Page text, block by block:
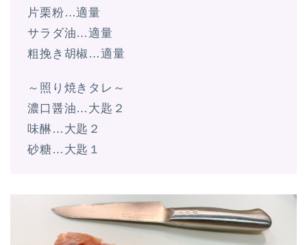
片栗粉…適量
サラダ油…適量
粗挽き胡椒…適量
～照り焼きタレ～
濃口醤油…大匙２
味醂…大匙２
砂糖…大匙１